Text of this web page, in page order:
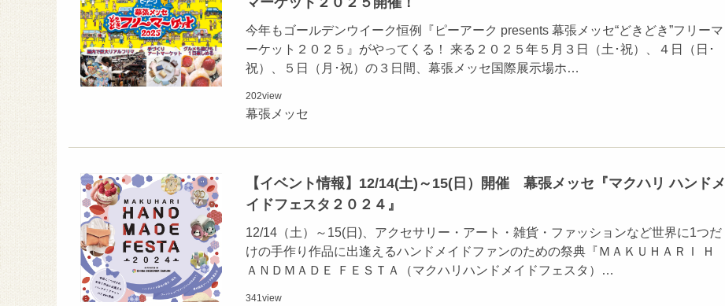
今年もゴールデンウイーク恒例『ピーアーク presents 幕張メッセ“どきどき”フリーマ
ーケット２０２５』がやってくる！ 来る２０２５年５月３日（土･祝）、４日（日･
祝）、５日（月･祝）の３日間、幕張メッセ国際展示場ホ…
202view
幕張メッセ
【イベント情報】12/14(土)～15(日）開催 幕張メッセ『マクハリ ハンドメ
イドフェスタ２０２４』
12/14（土）～15(日)、アクセサリー・アート・雑貨・ファッションなど世界に1つだ
けの手作り作品に出逢えるハンドメイドファンのための祭典『ＭＡＫＵＨＡＲＩ Ｈ
ＡＮＤＭＡＤＥ ＦＥＳＴＡ（マクハリハンドメイドフェスタ）…
341view